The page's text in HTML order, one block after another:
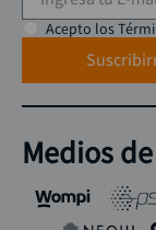
Acepto los
Medios